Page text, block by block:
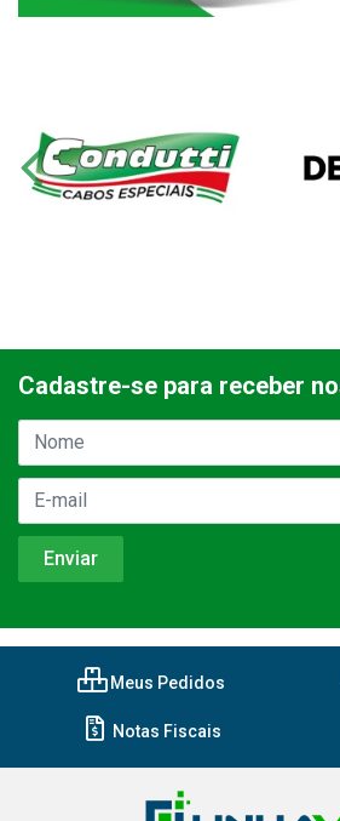
Cadastre-se para receber
Meus Pedidos
Notas Fiscais